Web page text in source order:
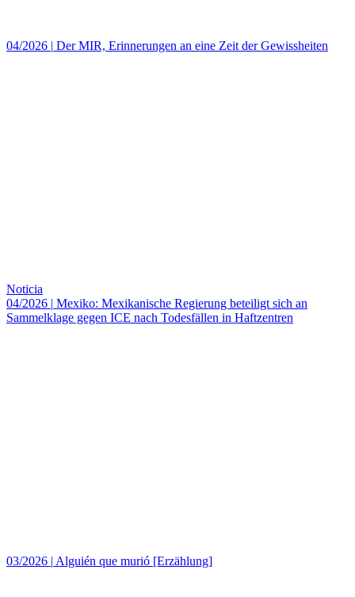
04/2026 | Der MIR, Erinnerungen an eine Zeit der Gewissheiten
Noticia
04/2026 | Mexiko: Mexikanische Regierung beteiligt sich an
Sammelklage gegen ICE nach Todesfällen in Haftzentren
03/2026 | Alguién que murió [Erzählung]